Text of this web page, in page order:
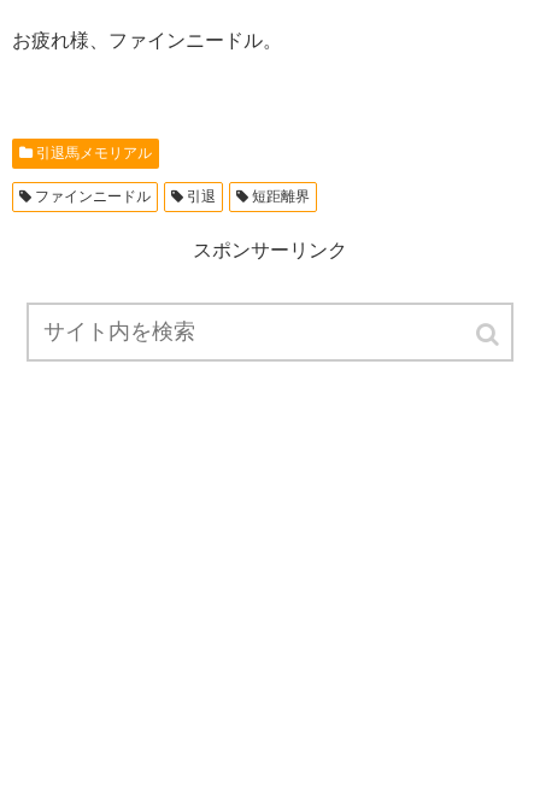
お疲れ様、ファインニードル。
引退馬メモリアル
ファインニードル 引退 短距離界
スポンサーリンク